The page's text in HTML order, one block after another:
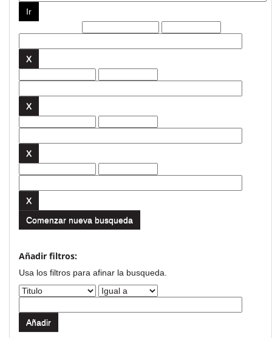
Comenzar nueva busqueda
Añadir filtros:
Usa los filtros para afinar la busqueda.